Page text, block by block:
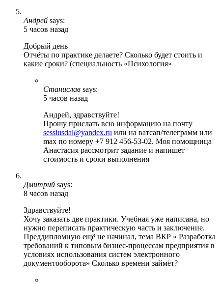
Андрей says:
5 часов назад
Добрый день
Отчёты по практике делаете? Сколько будет стоить и
какие сроки? (специальность «Психология»
Станислав says:
5 часов назад
Андрей, здравствуйте!
Прошу прислать всю информацию на почту
sessiusdal@yandex.ru или на ватсап/телеграмм или
max по номеру +7 912 456-53-02. Моя помощница
Анастасия рассмотрит задание и напишет
стоимость и сроки выполнения
Дмитрий says:
8 часов назад
Здравствуйте!
Хочу заказать две практики. Учебная уже написана, но
нужно переписать практическую часть и заключение.
Преддипломную ещё не начинал, тема ВКР » Разработка
требований к типовым бизнес-процессам предприятия в
условиях использования систем электронного
документооборота» Сколько времени займёт?